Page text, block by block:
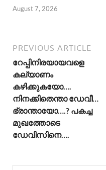
August 7, 2026
PREVIOUS ARTICLE
റേപ്പിനിരയായവളെ
കല്യാണം
കഴിക്കുകയോ….
നിനക്കിതെന്താ ഡേവീ…
ഭ്രാന്തായോ….? പകച്ച
മുഖത്തോടെ
ഡേവിസിനെ….